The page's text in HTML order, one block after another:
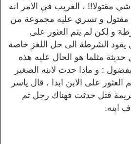
مقتولا!! ، الغريب في الامر انه
مقتول و تسري عليه مجموعة من
و لكن لم يتم العثور على
يقود الشرطة الى حل اللغز خاصة
مثلما هو الحال عليه هذه
: و ماذا حدث لابنه الصغير
العثور على الابن ابدا ، قال ياسر
قتل حدثت فهناك رجل تم
ابنه.